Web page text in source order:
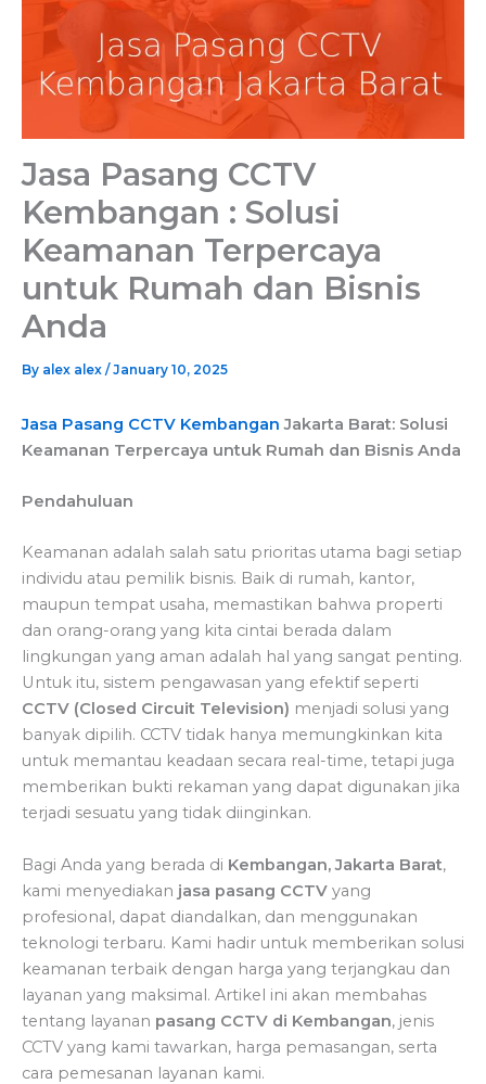
Jasa Pasang CCTV
Kembangan : Solusi
Keamanan Terpercaya
untuk Rumah dan Bisnis
Anda
By alex alex /January 10, 2025
Jasa Pasang CCTV Kembangan Jakarta Barat: Solusi
Keamanan Terpercaya untuk Rumah dan Bisnis Anda
Pendahuluan
Keamanan adalah salah satu prioritas utama bagi setiap
individu atau pemilik bisnis. Baik di rumah, kantor,
maupun tempat usaha, memastikan bahwa properti
dan orang-orang yang kita cintai berada dalam
lingkungan yang aman adalah hal yang sangat penting.
Untuk itu, sistem pengawasan yang efektif seperti
CCTV (Closed Circuit Television) menjadi solusi yang
banyak dipilih. CCTV tidak hanya memungkinkan kita
untuk memantau keadaan secara real-time, tetapi juga
memberikan bukti rekaman yang dapat digunakan jika
terjadi sesuatu yang tidak diinginkan.
Bagi Anda yang berada di Kembangan, Jakarta Barat,
kami menyediakan jasa pasang CCTV yang
profesional, dapat diandalkan, dan menggunakan
teknologi terbaru. Kami hadir untuk memberikan solusi
keamanan terbaik dengan harga yang terjangkau dan
layanan yang maksimal. Artikel ini akan membahas
tentang layanan pasang CCTV di Kembangan, jenis
CCTV yang kami tawarkan, harga pemasangan, serta
cara pemesanan layanan kami.